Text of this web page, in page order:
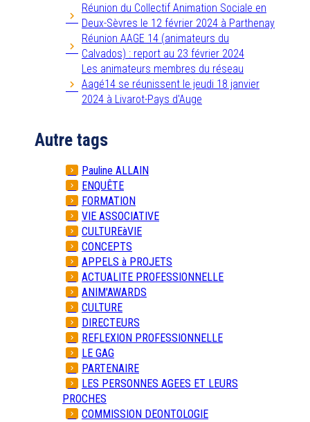
Réunion du Collectif Animation Sociale en
Deux-Sèvres le 12 février 2024 à Parthenay
Réunion AAGE 14 (animateurs du
Calvados) : report au 23 février 2024
Les animateurs membres du réseau
Aagé14 se réunissent le jeudi 18 janvier
2024 à Livarot-Pays d'Auge
Autre tags
Pauline ALLAIN
ENQUÊTE
FORMATION
VIE ASSOCIATIVE
CULTUREàVIE
CONCEPTS
APPELS à PROJETS
ACTUALITE PROFESSIONNELLE
ANIM'AWARDS
CULTURE
DIRECTEURS
REFLEXION PROFESSIONNELLE
LE GAG
PARTENAIRE
LES PERSONNES AGEES ET LEURS
PROCHES
COMMISSION DEONTOLOGIE